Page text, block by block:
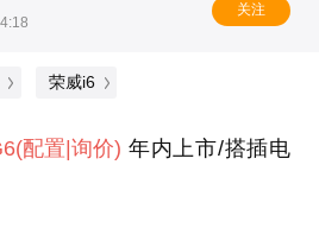
关注
荣威i6
(配置|询价) 年内上市/搭插电